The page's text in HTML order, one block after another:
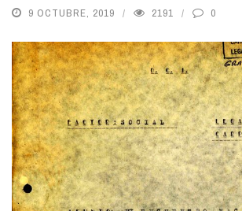
9 OCTUBRE, 2019 2191 0